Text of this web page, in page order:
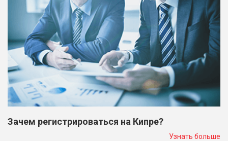
Зачем регистрироваться на Кипре?
Узнать больше